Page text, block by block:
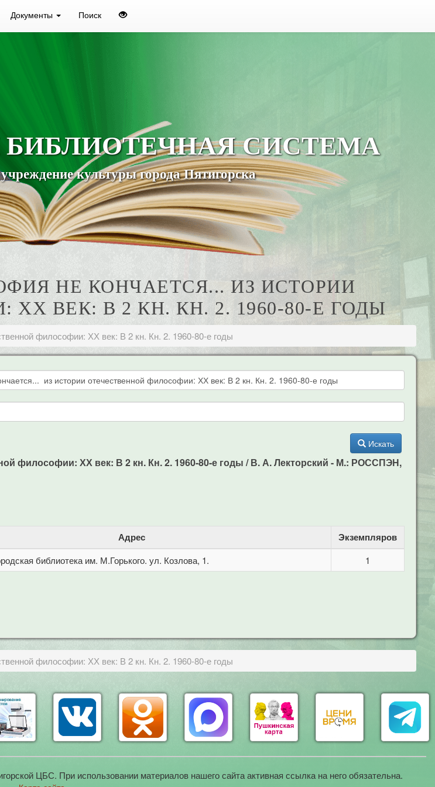
Документы Поиск
СИСТЕМА
культуры города Пятигорска
НЕ КОНЧАЕТСЯ... ИЗ ИСТОРИИ
ВЕК: В 2 КН. КН. 2. 1960-80-Е ГОДЫ
философии: ХХ век: В 2 кн. Кн. 2. 1960-80-е годы
Искать
философии: ХХ век: В 2 кн. Кн. 2. 1960-80-е годы / В. А. Лекторский - М.: РОССПЭН,
Адрес Экземпляров
библиотека им. М.Горького. ул. Козлова, 1. 1
философии: ХХ век: В 2 кн. Кн. 2. 1960-80-е годы
ЦБС. При использовании материалов нашего сайта активная ссылка на него обязательна.